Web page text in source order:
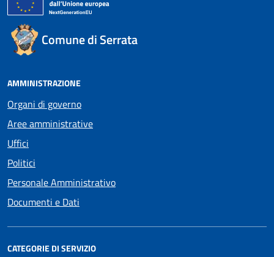
Comune di Serrata
AMMINISTRAZIONE
Organi di governo
Aree amministrative
Uffici
Politici
Personale Amministrativo
Documenti e Dati
CATEGORIE DI SERVIZIO